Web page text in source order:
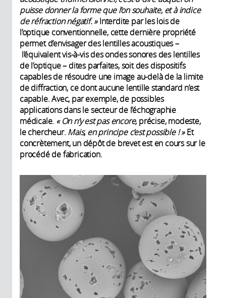
puisse donner la forme que l’on souhaite, et à indice
de réfraction négatif. »Interdite par les lois de
l’optique conventionnelle, cette dernière propriété
permet d’envisager des lentilles acoustiques –
l’équivalent vis-à-vis des ondes sonores des lentilles
de l’optique – dites parfaites, soit des dispositifs
capables de résoudre une image au-delà de la limite
de diffraction, ce dont aucune lentille standard n’est
capable. Avec, par exemple, de possibles
applications dans le secteur de l’échographie
médicale. « On n’y est pas encore,précise, modeste,
le chercheur. Mais, en principe c’est possible ! »Et
concrètement, un dépôt de brevet est en cours sur le
procédé de fabrication.